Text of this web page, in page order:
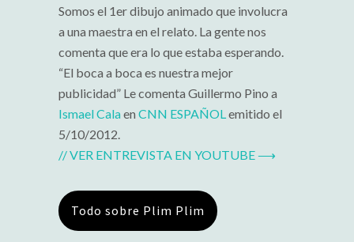
Somos el 1er dibujo animado que involucra
a una maestra en el relato. La gente nos
comenta que era lo que estaba esperando.
“El boca a boca es nuestra mejor
publicidad” Le comenta Guillermo Pino a
Ismael Calaen CNN ESPAÑOLemitido el
5/10/2012.
// VER ENTREVISTA EN YOUTUBE ⟶
Todo sobre Plim Plim